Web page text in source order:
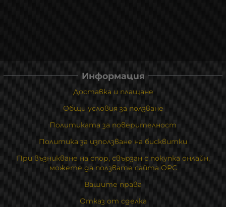
Информация
Доставка и плащане
Общи условия за ползване
Политиката за поверителност
Политика за използване на бисквитки
При възникване на спор, свързан с покупка онлайн,
можете да ползвате сайта ОРС
Вашите права
Отказ от сделка